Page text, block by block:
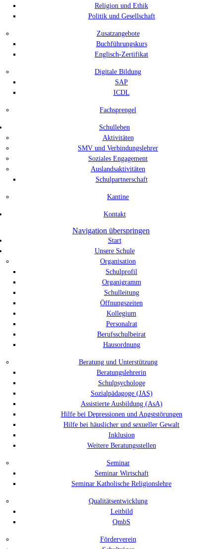
Religion und Ethik
Politik und Gesellschaft
Zusatzangebote
Buchführungskurs
Englisch-Zertifikat
Digitale Bildung
SAP
ICDL
Fachsprengel
Schulleben
Aktivitäten
SMV und Verbindungslehrer
Soziales Engagement
Auslandsaktivitäten
Schulpartnerschaft
Kantine
Kontakt
Navigation überspringen
Start
Unsere Schule
Organisation
Schulprofil
Organigramm
Schulleitung
Öffnungszeiten
Kollegium
Personalrat
Berufsschulbeirat
Hausordnung
Beratung und Unterstützung
Beratungslehrerin
Schulpsychologe
Sozialpädagoge (JAS)
Assistierte Ausbildung (AsA)
Hilfe bei Depressionen und Angststörungen
Hilfe bei häuslicher und sexueller Gewalt
Inklusion
Weitere Beratungsstellen
Seminar
Seminar Wirtschaft
Seminar Katholische Religionslehre
Qualitätsentwicklung
Leitbild
QmbS
Förderverein